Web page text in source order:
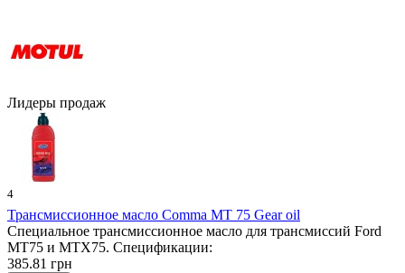
Лидеры продаж
4
Трансмиссионное масло Comma MT 75 Gear oil
Специальное трансмиссионное масло для трансмиссий Ford
MT75 и MTX75. Спецификации:
385.81 грн